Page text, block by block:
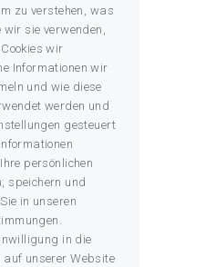
zu verstehen, was
wir sie verwenden,
wir
Informationen wir
und wie diese
werden und
gesteuert
persönlichen
speichern und
in unseren
in die
auf unserer Website